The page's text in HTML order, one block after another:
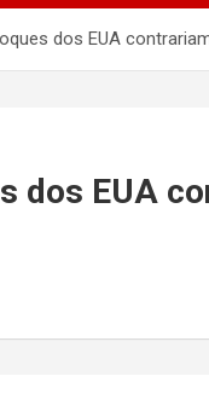
de
setor
dos EUA
dos EUA